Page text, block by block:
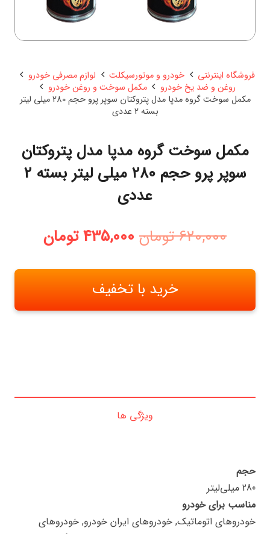
فروشگاه اینترنتی خودرو و موتورسیکلت
لوازم مصرفی خودرو
روغن و ضد یخ خودرو
مکمل سوخت و روغن خودرو
مکمل سوخت گروه مدپا مدل پتروکتان سوپر پرو حجم 280 میلی لیتر
بسته 2 عددی
مکمل سوخت گروه مدپا مدل پتروکتان
سوپر پرو حجم 280 میلی لیتر بسته 2
عددی
620,000 تومان قیمت
620,000 تومان
بود.
435,000 تومانقیمت
435,000
خرید با تخفیف
ویژگی ها
حجم
280 میلی‌لیتر
مناسب برای خودرو
خودروهای اتوماتیک, خودروهای ایران خودرو, خودروهای